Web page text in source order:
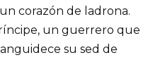
corazón de ladrona.
un guerrero que
su sed de